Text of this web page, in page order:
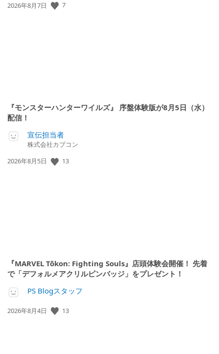
公
2026年8月7日 7
『モンスターハンターワイルズ』 序盤体験版が8月5日（水）
配信！
宣伝担当者
株式会社カプコン
公
2026年8月5日 13
『MARVEL Tōkon: Fighting Souls』店頭体験会開催！ 先着
で「デフォルメアクリルピンバッジ」をプレゼント！
PS Blogスタッフ
公
2026年8月4日 13